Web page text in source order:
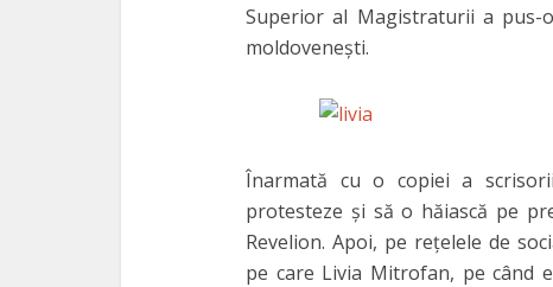
Superior al Magistraturii a pus-
moldoveneşti.
Înarmată cu o copiei a
protesteze şi să o hăiască pe
Revelion. Apoi, pe reţelele de
pe care Livia Mitrofan, pe când